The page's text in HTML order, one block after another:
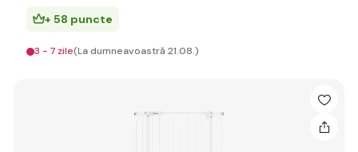
+ 58 puncte
3 - 7 zile(La dumneavoastră 21.08.)